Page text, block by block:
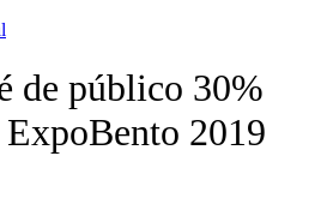
de público 30%
2019